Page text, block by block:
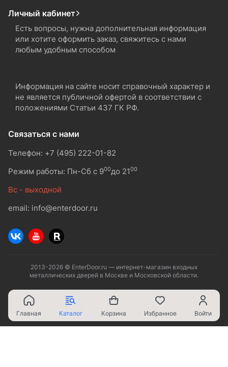
Личный кабинет
Есть вопросы, нужна дополнительная информация
или хотите оформить заказ, свяжитесь с нами
любым удобным способом
Информация на сайте носит справочный характер и
не является публичной офертой в соответствии с
положениями Статьи 437 ГК РФ.
Связаться с нами
Телефон: +7 (495) 222-01-82
Режим работы: Пн-Сб с 900до 2100
Вс - выходной
email: info@enterdoor.ru
2013-2026 © EnterDoor.ru — интернет-магазин входных
металлических дверей в Москве и Московской области.
Главная Каталог Корзина Избранное Войти